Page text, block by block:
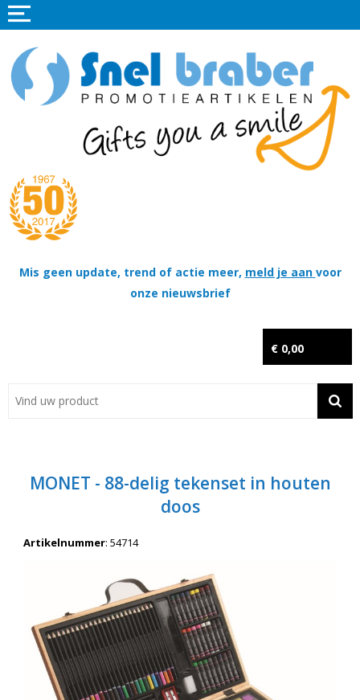
Mis geen update, trend of actie meer, meld je aan voor
onze nieuwsbrief
€ 0,00
Home
Promotieartikelen
Tassen
Thema's
Contact
Wil je snel een advies? Bel nu 053-7920045 of 06-55731304
MONET - 88-delig tekenset in houten
doos
Artikelnummer: 54714